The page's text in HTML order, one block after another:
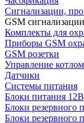
Сигнализации,
GSM сигнализации
Комплекты для
Приборы GSM
GSM розетки
Управление котлом
Датчики
Системы питания
Блоки питания
Блоки резервного
Блоки резервного